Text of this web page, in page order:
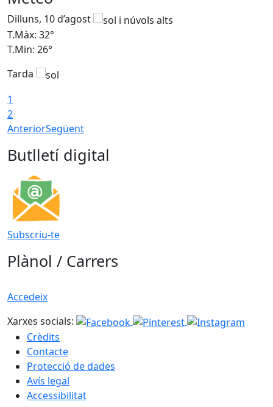
Dilluns, 10 d’agost
T.Màx: 32°
T.Min: 26°
Tarda
1
2
AnteriorSegüent
Butlletí digital
Subscriu-te
Plànol / Carrers
Accedeix
Xarxes socials:
Crèdits
Contacte
Protecció de dades
Avís legal
Accessibilitat